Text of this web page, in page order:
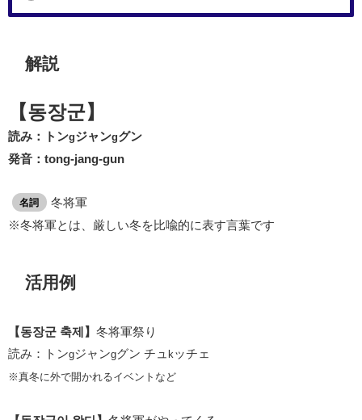
解説
【동장군】
読み：トンgジャンgグン
発音：tong-jang-gun
名詞
冬将軍
※冬将軍とは、厳しい冬を比喩的に表す言葉です
活用例
【동장군 축제】 冬将軍祭り
読み：トンgジャンgグン チュ k ッチェ
※真冬に外で開かれるイベントなど